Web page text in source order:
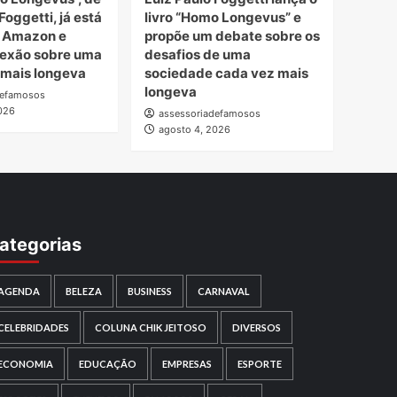
já está
e
sobre uma
longeva
livro “Homo Longevus” e
propõe um debate sobre os
desafios de uma
sociedade cada vez mais
longeva
assessoriadefamosos
agosto 4, 2026
BELEZA BUSINESS CARNAVAL
COLUNA CHIK JEITOSO DIVERSOS
EDUCAÇÃO EMPRESAS ESPORTE